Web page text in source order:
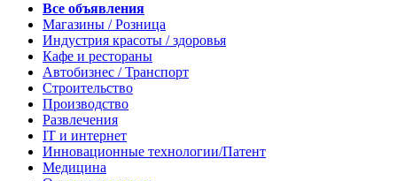
Все объявления
Магазины / Розница
Индустрия красоты / здоровья
Кафе и рестораны
Автобизнес / Транспорт
Строительство
Производство
Развлечения
IT и интернет
Инновационные технологии/Патент
Медицина